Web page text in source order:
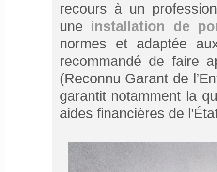
recours à un
une installation de
normes et adaptée
recommandé de faire
(Reconnu Garant de
garantit notamment la
aides financières de